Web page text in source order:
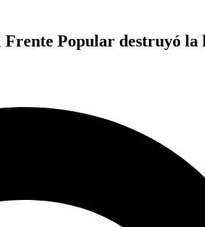
Popular destruyó la